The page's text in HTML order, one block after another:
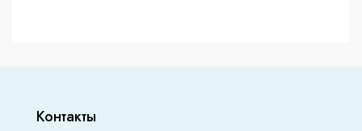
Контакты